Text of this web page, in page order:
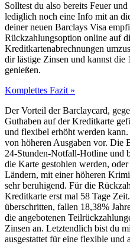
Solltest du also bereits Feuer
lediglich noch eine Info mit an
deiner neuen Barclays Visa
Rückzahlungsoption online auf
Kreditkartenabrechnungen
dir lästige Zinsen und kannst die
genießen.
Komplettes Fazit »
Der Vorteil der Barclaycard,
Guthaben auf der Kreditkarte
und flexibel erhöht werden
von höheren Ausgaben vor. Die
24-Stunden-Notfall-Hotline und
die Karte gestohlen werden,
Ländern, mit einer höheren
sehr beruhigend. Für die
Kreditkarte erst mal 58 Tage
überschritten, fallen 18,38%
die angebotenen
Zinsen an. Letztendlich bist du
ausgestattet für eine flexible und